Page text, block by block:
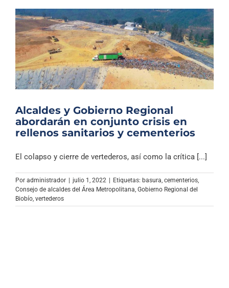
Alcaldes y Gobierno Regional
abordarán en conjunto crisis en
rellenos sanitarios y cementerios
El colapso y cierre de vertederos, así como la crítica [...]
Por administrador | julio 1, 2022 | Etiquetas: basura cementerios
Consejo de alcaldes del Área Metropolitana Gobierno Regional del
Biobío vertederos